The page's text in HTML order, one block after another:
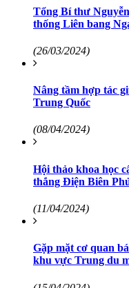
Tổng Bí thư
thống Liên bang
(26/03/2024)
Nâng tầm hợp tác
Trung Quốc
(08/04/2024)
Hội thảo khoa học
thắng Điện Biên
(11/04/2024)
Gặp mặt cơ quan
khu vực Trung du